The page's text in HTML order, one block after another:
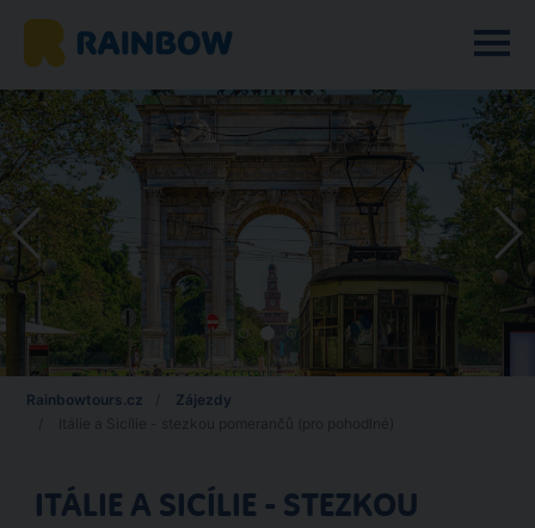
Rainbowtours.cz
Zájezdy
ITÁLIE A SICÍLIE - STEZKOU